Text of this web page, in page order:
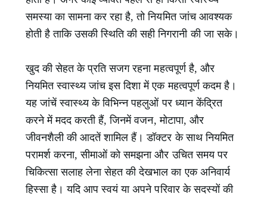
समस्या का सामना कर रहा है, तो नियमित जांच आवश्यक
होती है ताकि उसकी स्थिति की सही निगरानी की जा सके।
खुद की सेहत के प्रति सजग रहना महत्वपूर्ण है, और
नियमित स्वास्थ्य जांच इस दिशा में एक महत्वपूर्ण कदम है।
यह जांचें स्वास्थ्य के विभिन्न पहलुओं पर ध्यान केंद्रित
करने में मदद करती हैं, जिनमें वजन, मोटापा, और
जीवनशैली की आदतें शामिल हैं। डॉक्टर के साथ नियमित
परामर्श करना, सीमाओं को समझना और उचित समय पर
चिकित्सा सलाह लेना सेहत की देखभाल का एक अनिवार्य
हिस्सा है। यदि आप स्वयं या अपने परिवार के सदस्यों की